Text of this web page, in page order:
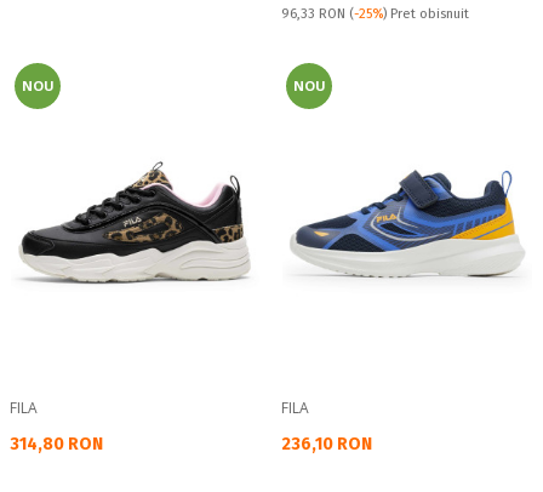
Pret obisnuit:
96,33 RON (-25%) Pret obisnuit
NOU
FILA
Текуща цена:
314,80 RON
NOU
FILA
Текуща цена:
236,10 RON